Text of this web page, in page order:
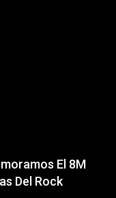
El 8M
Del Rock